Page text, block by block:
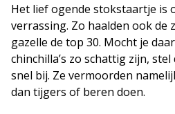
Het lief ogende stokstaartje is
verrassing. Zo haalden ook de
gazelle de top 30. Mocht je
chinchilla’s zo schattig zijn,
snel bij. Ze vermoorden
dan tijgers of beren doen.